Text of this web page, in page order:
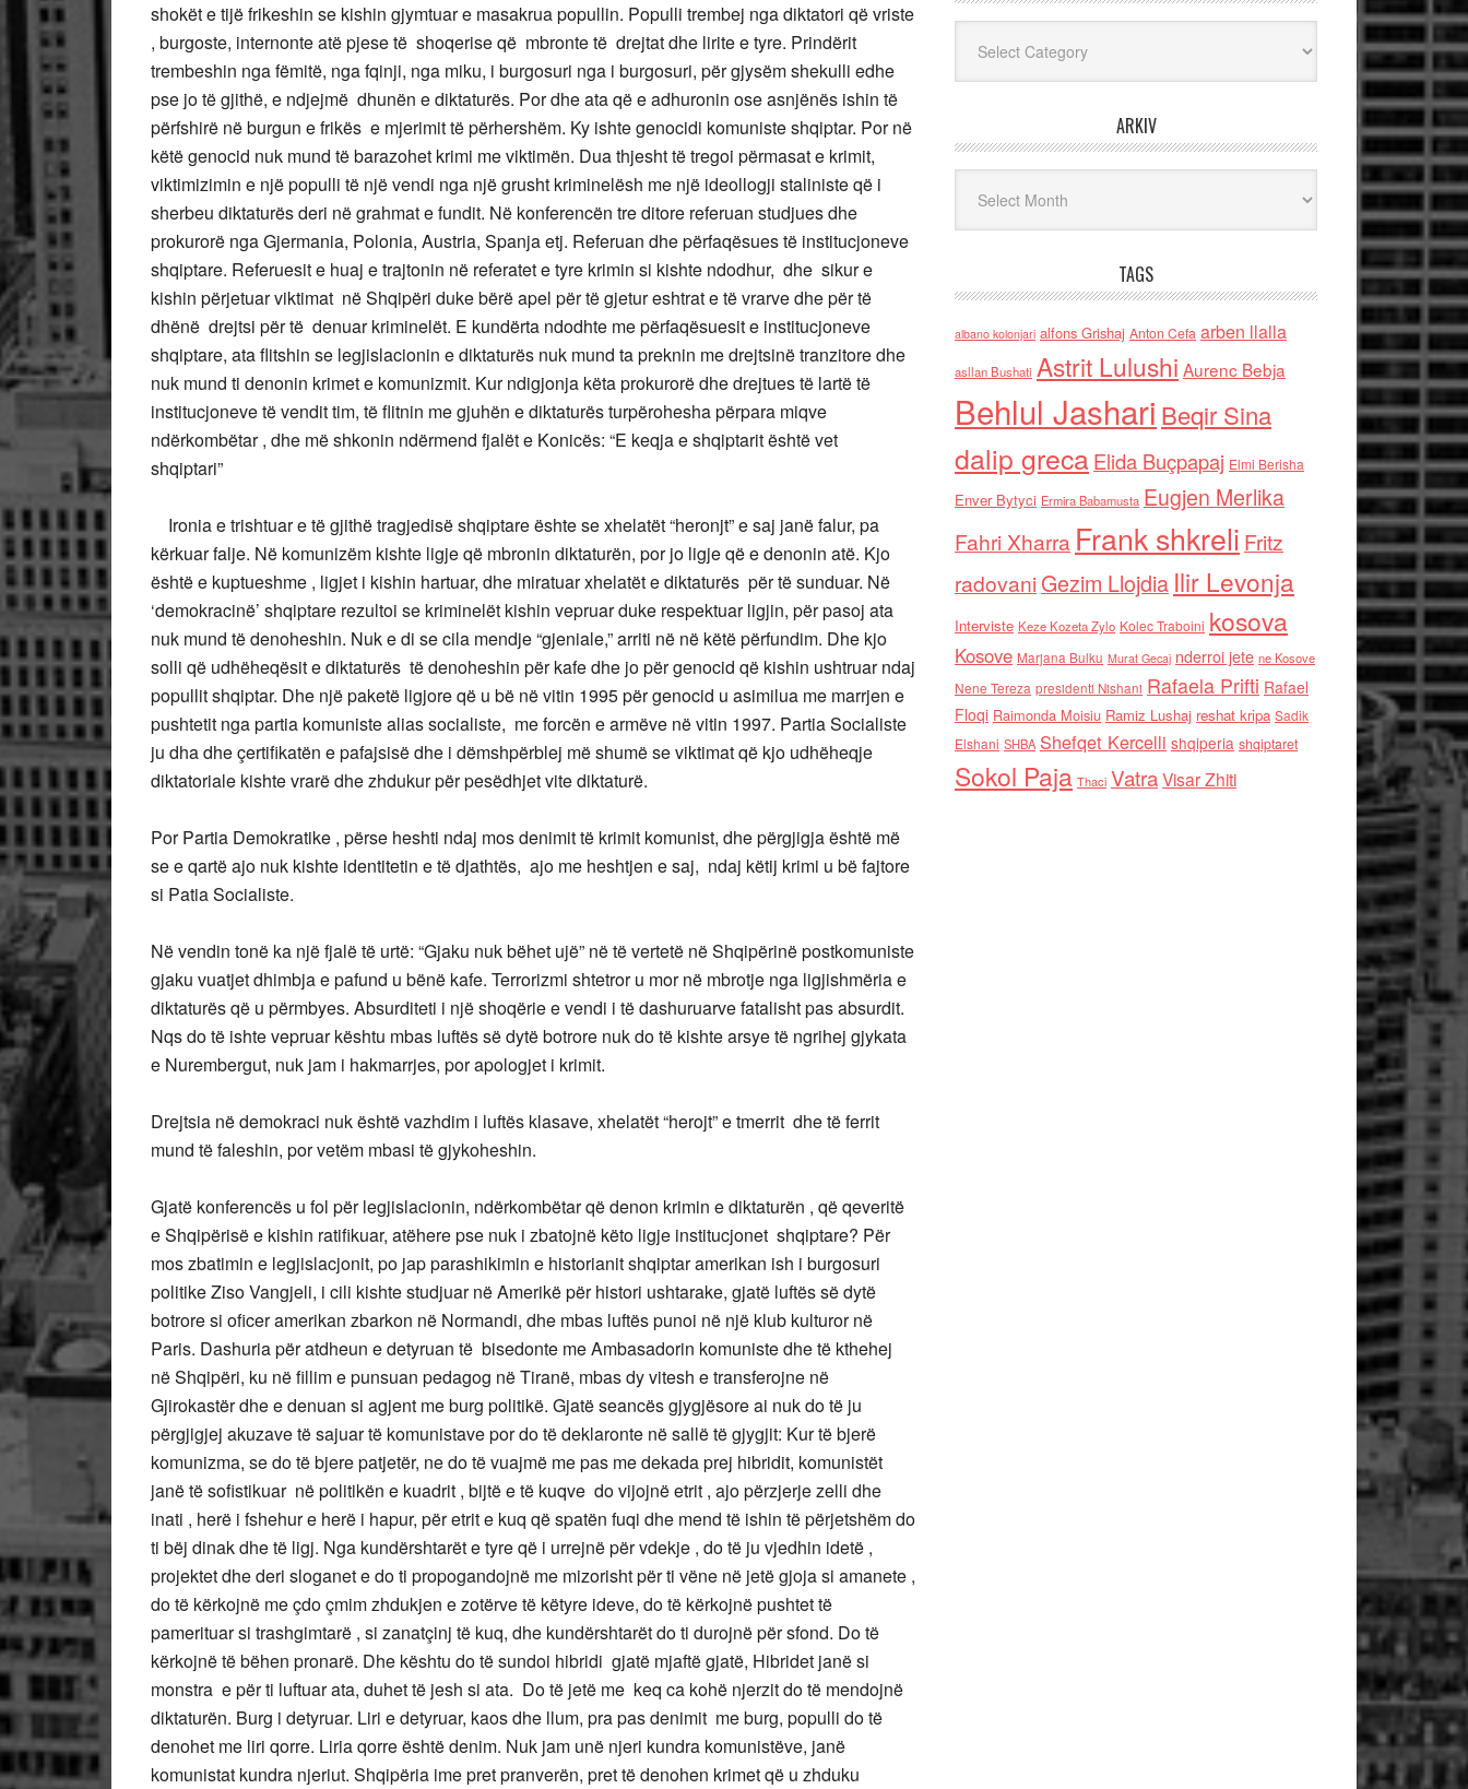
shokët e tijë frikeshin se kishin gjymtuar e masakrua popullin. Populli trembej nga diktatori që vriste
, burgoste, internonte atë pjese të shoqerise që mbronte të drejtat dhe lirite e tyre. Prindërit
trembeshin nga fëmitë, nga fqinji, nga miku, i burgosuri nga i burgosuri, për gjysëm shekulli edhe
pse jo të gjithë, e ndjejmë dhunën e diktaturës. Por dhe ata që e adhuronin ose asnjënës ishin të
përfshirë në burgun e frikës e mjerimit të përhershëm. Ky ishte genocidi komuniste shqiptar. Por në
këtë genocid nuk mund të barazohet krimi me viktimën. Dua thjesht të tregoi përmasat e krimit,
viktimizimin e një populli të një vendi nga një grusht kriminelësh me një ideollogji staliniste që i
sherbeu diktaturës deri në grahmat e fundit. Në konferencën tre ditore referuan studjues dhe
prokurorë nga Gjermania, Polonia, Austria, Spanja etj. Referuan dhe përfaqësues të institucjoneve
shqiptare. Referuesit e huaj e trajtonin në referatet e tyre krimin si kishte ndodhur, dhe sikur e
kishin përjetuar viktimat në Shqipëri duke bërë apel për të gjetur eshtrat e të vrarve dhe për të
dhënë drejtsi për të denuar kriminelët. E kundërta ndodhte me përfaqësuesit e institucjoneve
shqiptare, ata flitshin se legjislacionin e diktaturës nuk mund ta preknin me drejtsinë tranzitore dhe
nuk mund ti denonin krimet e komunizmit. Kur ndigjonja këta prokurorë dhe drejtues të lartë të
institucjoneve të vendit tim, të flitnin me gjuhën e diktaturës turpërohesha përpara miqve
ndërkombëtar , dhe më shkonin ndërmend fjalët e Konicës: “E keqja e shqiptarit është vet
shqiptari”
Ironia e trishtuar e të gjithë tragjedisë shqiptare ështe se xhelatët “heronjt” e saj janë falur, pa
kërkuar falje. Në komunizëm kishte ligje që mbronin diktaturën, por jo ligje që e denonin atë. Kjo
është e kuptueshme , ligjet i kishin hartuar, dhe miratuar xhelatët e diktaturës për të sunduar. Në
‘demokracinë’ shqiptare rezultoi se kriminelët kishin vepruar duke respektuar ligjin, për pasoj ata
nuk mund të denoheshin. Nuk e di se cila mendje “gjeniale,” arriti në në këtë përfundim. Dhe kjo
solli që udhëheqësit e diktaturës të denoheshin për kafe dhe jo për genocid që kishin ushtruar ndaj
popullit shqiptar. Dhe një paketë ligjore që u bë në vitin 1995 për genocid u asimilua me marrjen e
pushtetit nga partia komuniste alias socialiste, me forcën e armëve në vitin 1997. Partia Socialiste
ju dha dhe çertifikatën e pafajsisë dhe i dëmshpërblej më shumë se viktimat që kjo udhëheqje
diktatoriale kishte vrarë dhe zhdukur për pesëdhjet vite diktaturë.
Por Partia Demokratike , përse heshti ndaj mos denimit të krimit komunist, dhe përgjigja është më
se e qartë ajo nuk kishte identitetin e të djathtës, ajo me heshtjen e saj, ndaj këtij krimi u bë fajtore
si Patia Socialiste.
Në vendin tonë ka një fjalë të urtë: “Gjaku nuk bëhet ujë” në të vertetë në Shqipërinë postkomuniste
gjaku vuatjet dhimbja e pafund u bënë kafe. Terrorizmi shtetror u mor në mbrotje nga ligjishmëria e
diktaturës që u përmbyes. Absurditeti i një shoqërie e vendi i të dashuruarve fatalisht pas absurdit.
Nqs do të ishte vepruar kështu mbas luftës së dytë botrore nuk do të kishte arsye të ngrihej gjykata
e Nurembergut, nuk jam i hakmarrjes, por apologjet i krimit.
Drejtsia në demokraci nuk është vazhdim i luftës klasave, xhelatët “herojt” e tmerrit dhe të ferrit
mund të faleshin, por vetëm mbasi të gjykoheshin.
Gjatë konferencës u fol për legjislacionin, ndërkombëtar që denon krimin e diktaturën , që qeveritë
e Shqipërisë e kishin ratifikuar, atëhere pse nuk i zbatojnë këto ligje institucjonet shqiptare? Për
mos zbatimin e legjislacjonit, po jap parashikimin e historianit shqiptar amerikan ish i burgosuri
politike Ziso Vangjeli, i cili kishte studjuar në Amerikë për histori ushtarake, gjatë luftës së dytë
botrore si oficer amerikan zbarkon në Normandi, dhe mbas luftës punoi në një klub kulturor në
Paris. Dashuria për atdheun e detyruan të bisedonte me Ambasadorin komuniste dhe të kthehej
në Shqipëri, ku në fillim e punsuan pedagog në Tiranë, mbas dy vitesh e transferojne në
Gjirokastër dhe e denuan si agjent me burg politikë. Gjatë seancës gjygjësore ai nuk do të ju
përgjigjej akuzave të sajuar të komunistave por do të deklaronte në sallë të gjygjit: Kur të bjerë
komunizma, se do të bjere patjetër, ne do të vuajmë me pas me dekada prej hibridit, komunistët
janë të sofistikuar në politikën e kuadrit , bijtë e të kuqve do vijojnë etrit , ajo përzjerje zelli dhe
inati , herë i fshehur e herë i hapur, për etrit e kuq që spatën fuqi dhe mend të ishin të përjetshëm do
ti bëj dinak dhe të ligj. Nga kundërshtarët e tyre që i urrejnë për vdekje , do të ju vjedhin idetë ,
projektet dhe deri sloganet e do ti propogandojnë me mizorisht për ti vëne në jetë gjoja si amanete ,
do të kërkojnë me çdo çmim zhdukjen e zotërve të këtyre ideve, do të kërkojnë pushtet të
pamerituar si trashgimtarë , si zanatçinj të kuq, dhe kundërshtarët do ti durojnë për sfond. Do të
kërkojnë të bëhen pronarë. Dhe kështu do të sundoi hibridi gjatë mjaftë gjatë, Hibridet janë si
monstra e për ti luftuar ata, duhet të jesh si ata. Do të jetë me keq ca kohë njerzit do të mendojnë
diktaturën. Burg i detyruar. Liri e detyruar, kaos dhe llum, pra pas denimit me burg, populli do të
denohet me liri qorre. Liria qorre është denim. Nuk jam unë njeri kundra komunistëve, janë
komunistat kundra njeriut. Shqipëria ime pret pranverën, pret të denohen krimet që u zhduku
ARKIV
TAGS
albano kolonjari alfons Grishaj Anton Cefa arben llalla
asllan Bushati Astrit Lulushi Aurenc Bebja
Behlul Jashari Beqir Sina
dalip grecaElida Buçpapaj Elmi Berisha
Enver Bytyci Ermira Babamusta Eugjen Merlika
Fahri Xharra Frank shkreli Fritz
radovaniGezim Llojdia Ilir Levonja
Interviste Keze Kozeta Zylo Kolec Traboini kosova
Kosove Marjana Bulku Murat Gecaj nderroi jete ne Kosove
Nene Tereza presidenti Nishani Rafaela Prifti Rafael
Floqi Raimonda Moisiu Ramiz Lushaj reshat kripa Sadik
Elshani SHBA Shefqet Kercelli shqiperia shqiptaret
Sokol Paja Thaci VatraVisar Zhiti